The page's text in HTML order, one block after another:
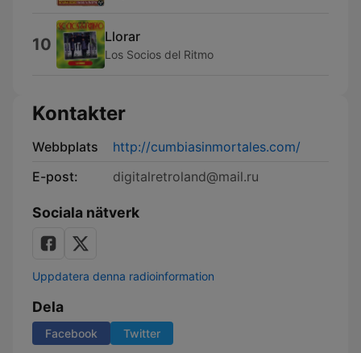
10 Llorar
Los Socios del Ritmo
Kontakter
Webbplats
http://cumbiasinmortales.com/
E-post:
digitalretroland@mail.ru
Sociala nätverk
Uppdatera denna radioinformation
Dela
Facebook Twitter